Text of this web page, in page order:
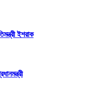
ইশরাক